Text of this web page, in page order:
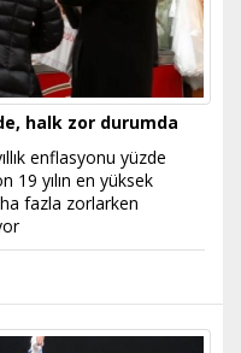
halk zor durumda
enflasyonu yüzde
19 yılın en yüksek
fazla zorlarken